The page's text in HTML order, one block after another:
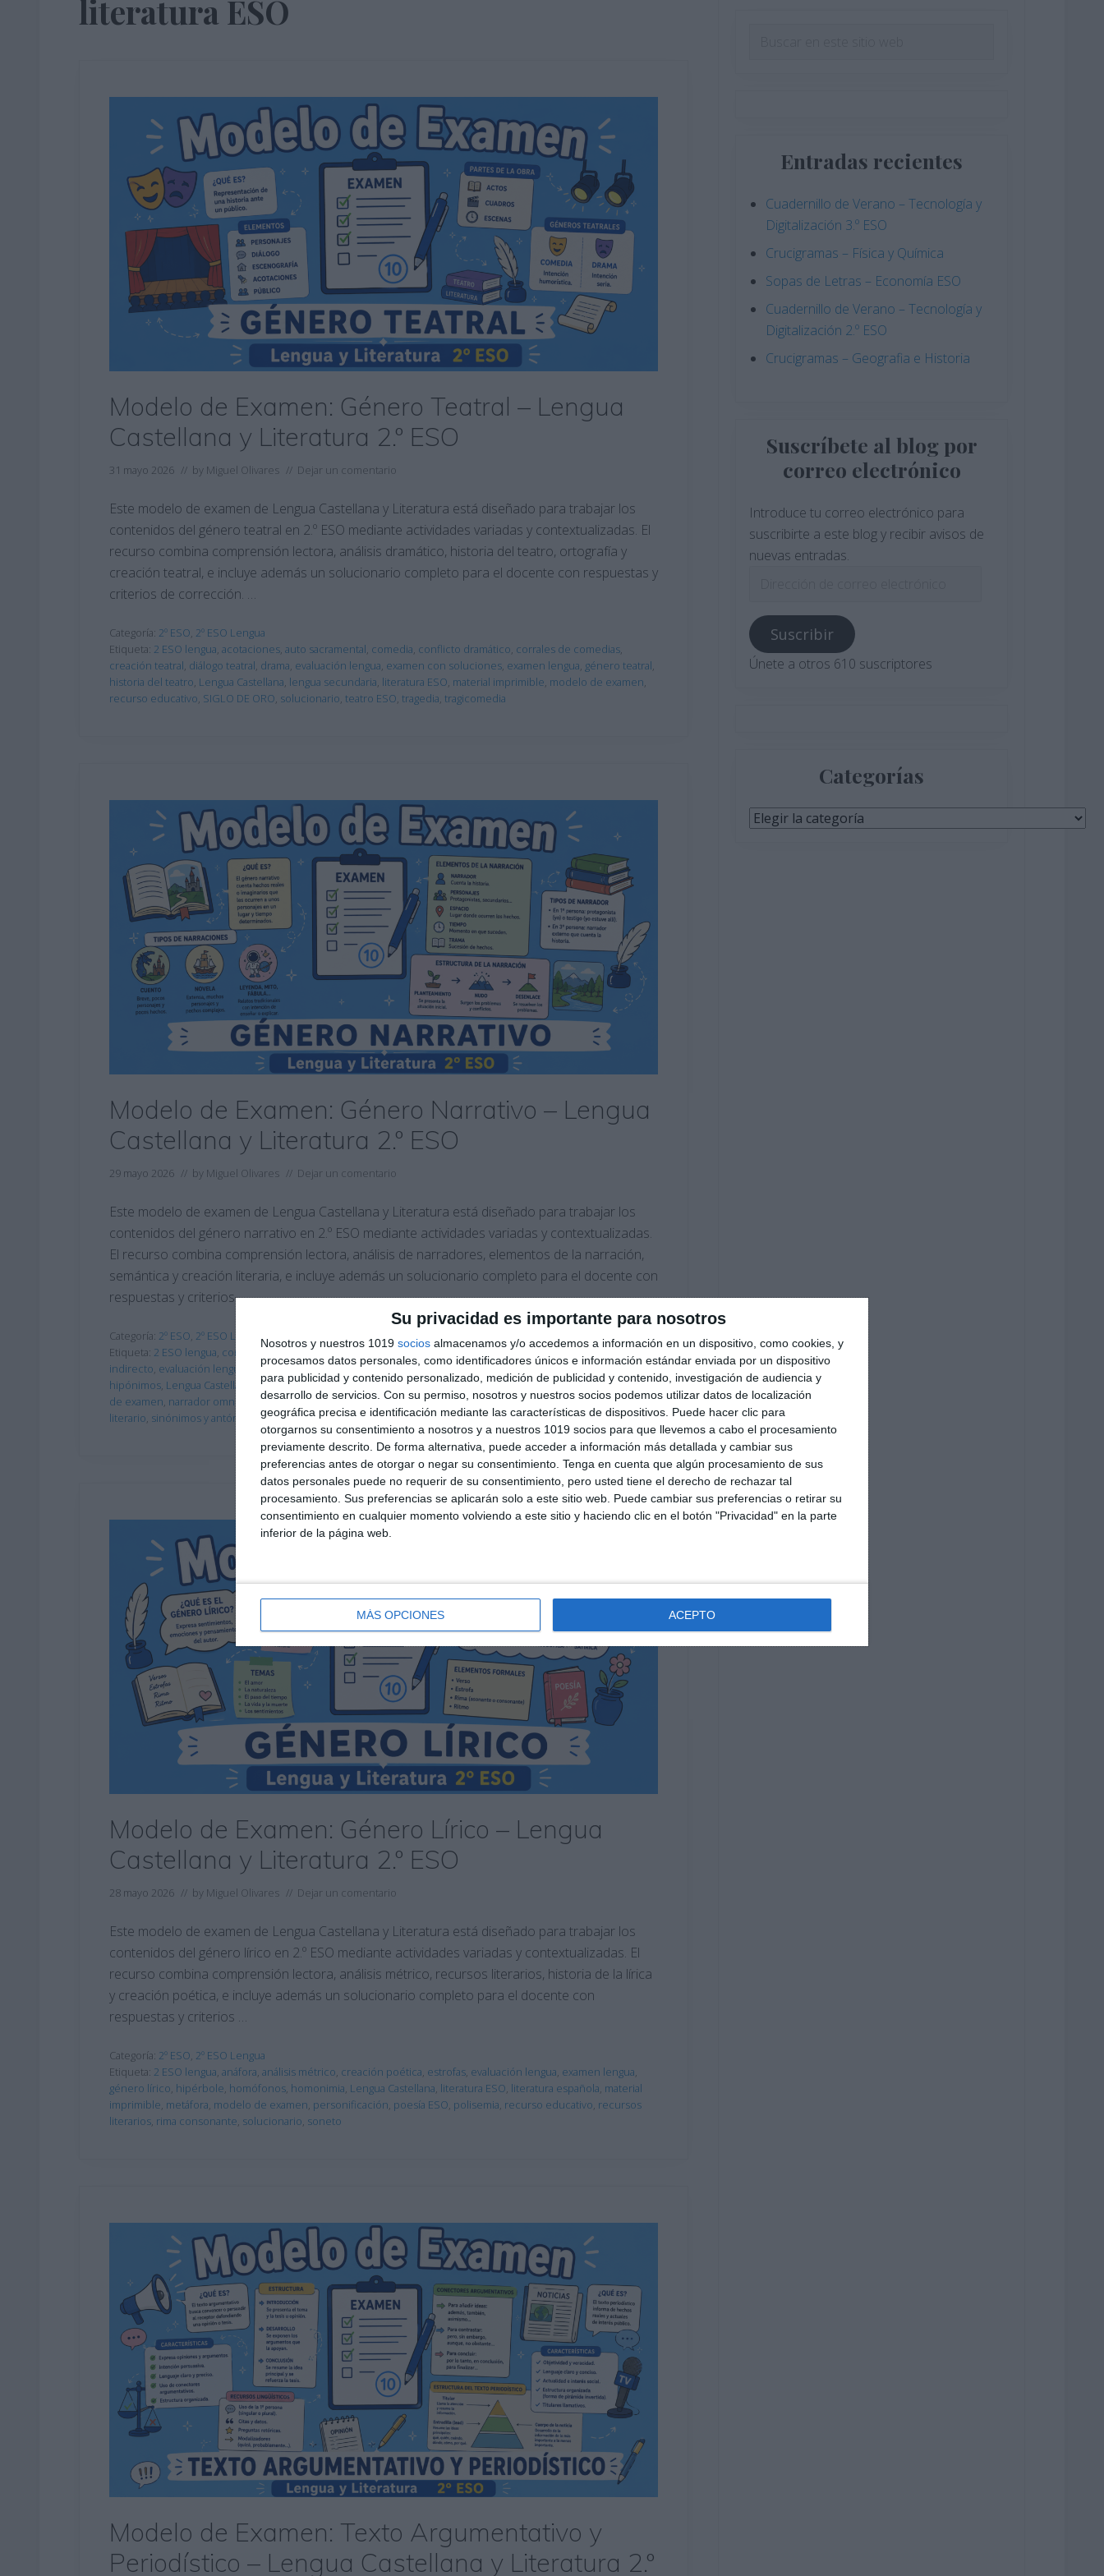
Su privacidad es importante para nosotros
Nosotros y nuestros 1019 socios almacenamos y/o accedemos a información en un dispositivo, como cookies, y
procesamos datos personales, como identificadores únicos e información estándar enviada por un dispositivo
para publicidad y contenido personalizado, medición de publicidad y contenido, investigación de audiencia y
desarrollo de servicios. Con su permiso, nosotros y nuestros socios podemos utilizar datos de localización
geográfica precisa e identificación mediante las características de dispositivos. Puede hacer clic para
otorgarnos su consentimiento a nosotros y a nuestros 1019 socios para que llevemos a cabo el procesamiento
previamente descrito. De forma alternativa, puede acceder a información más detallada y cambiar sus
preferencias antes de otorgar o negar su consentimiento. Tenga en cuenta que algún procesamiento de sus
datos personales puede no requerir de su consentimiento, pero usted tiene el derecho de rechazar tal
procesamiento. Sus preferencias se aplicarán solo a este sitio web. Puede cambiar sus preferencias o retirar su
consentimiento en cualquier momento volviendo a este sitio y haciendo clic en el botón "Privacidad" en la parte
inferior de la página web.
MÁS OPCIONES ACEPTO
literatura ESO
Modelo de Examen: Género Teatral – Lengua
Castellana y Literatura 2.º ESO
31 mayo 2026 // by Miguel Olivares // Dejar un comentario
Este modelo de examen de Lengua Castellana y Literatura está diseñado para trabajar los
contenidos del género teatral en 2.º ESO mediante actividades variadas y contextualizadas. El
recurso combina comprensión lectora, análisis dramático, historia del teatro, ortografía y
creación teatral, e incluye además un solucionario completo para el docente con respuestas y
criterios de corrección. …
Categoría: 2º ESO, 2º ESO Lengua
Etiqueta: 2 ESO lengua, acotaciones, auto sacramental, comedia, conflicto dramático, corrales de comedias,
creación teatral, diálogo teatral, drama, evaluación lengua, examen con soluciones, examen lengua, género teatral,
historia del teatro, Lengua Castellana, lengua secundaria, literatura ESO, material imprimible, modelo de examen,
recurso educativo, SIGLO DE ORO, solucionario, teatro ESO, tragedia, tragicomedia
Modelo de Examen: Género Narrativo – Lengua
Castellana y Literatura 2.º ESO
29 mayo 2026 // by Miguel Olivares // Dejar un comentario
Este modelo de examen de Lengua Castellana y Literatura está diseñado para trabajar los
contenidos del género narrativo en 2.º ESO mediante actividades variadas y contextualizadas.
El recurso combina comprensión lectora, análisis de narradores, elementos de la narración,
semántica y creación literaria, e incluye además un solucionario completo para el docente con
respuestas y criterios …
Categoría: 2º ESO, 2º ESO Lengua
Etiqueta: 2 ESO lengua, comprensión lectora,creación literaria,elementos de la narración,estilo directo e
indirecto, evaluación lengua examen con soluciones,examen lengua,género narrativo, hiperónimos e
hipónimos, Lengua Castellana lengua secundaria, literatura ESO,literatura española,material imprimible ,modelo
de examen, narrador omnisciente,narrador protagonista ,narrador testigo, narrativa ESO,recurso educativo,relato
literario, sinónimos y antónimos,solucionario
Modelo de Examen: Género Lírico – Lengua
Castellana y Literatura 2.º ESO
28 mayo 2026 // by Miguel Olivares // Dejar un comentario
Este modelo de examen de Lengua Castellana y Literatura está diseñado para trabajar los
contenidos del género lírico en 2.º ESO mediante actividades variadas y contextualizadas. El
recurso combina comprensión lectora, análisis métrico, recursos literarios, historia de la lírica
y creación poética, e incluye además un solucionario completo para el docente con
respuestas y criterios …
Categoría: 2º ESO, 2º ESO Lengua
Etiqueta: 2 ESO lengua, anáfora, análisis métrico, creación poética, estrofas, evaluación lengua, examen lengua,
género lírico, hipérbole, homófonos, homonimia, Lengua Castellana, literatura ESO, literatura española, material
imprimible, metáfora, modelo de examen, personificación, poesía ESO, polisemia, recurso educativo, recursos
literarios, rima consonante, solucionario, soneto
Modelo de Examen: Texto Argumentativo y
Periodístico – Lengua Castellana y Literatura 2.º
Entradas recientes
Cuadernillo de Verano – Tecnología y
Digitalización 3.º ESO
Crucigramas – Física y Química
Sopas de Letras – Economía ESO
Cuadernillo de Verano – Tecnología y
Digitalización 2.º ESO
Crucigramas – Geografia e Historia
Suscríbete al blog por
correo electrónico
Introduce tu correo electrónico para
suscribirte a este blog y recibir avisos de
nuevas entradas.
correo
electrónico
Suscribir
Únete a otros 610 suscriptores
Categorías
Categorías